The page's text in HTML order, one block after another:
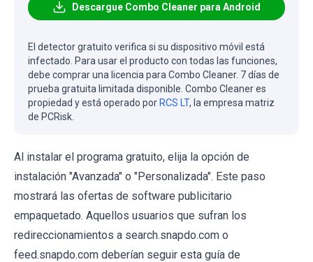
Descargue Combo Cleaner para Android
El detector gratuito verifica si su dispositivo móvil está
infectado. Para usar el producto con todas las funciones,
debe comprar una licencia para Combo Cleaner. 7 días de
prueba gratuita limitada disponible. Combo Cleaner es
propiedad y está operado por RCS LT, la empresa matriz
de PCRisk.
Al instalar el programa gratuito, elija la opción de
instalación "Avanzada" o "Personalizada". Este paso
mostrará las ofertas de software publicitario
empaquetado. Aquellos usuarios que sufran los
redireccionamientos a search.snapdo.com o
feed.snapdo.com deberían seguir esta guía de